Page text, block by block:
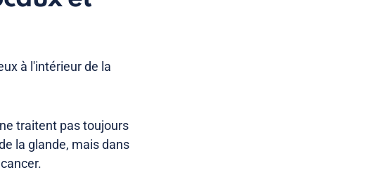
à l'intérieur de la
traitent pas toujours
la glande, mais dans